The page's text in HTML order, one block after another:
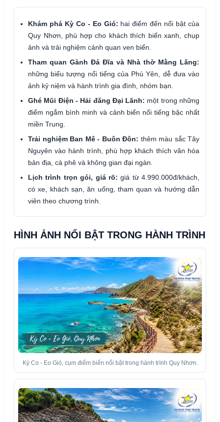
Khám phá Kỳ Co - Eo Gió: hai điểm đến nổi bật của
Quy Nhơn, phù hợp cho khách thích biển xanh, chụp
ảnh và trải nghiệm cảnh quan ven biển.
Tham quan Gành Đá Đĩa và Nhà thờ Mằng Lăng:
những biểu tượng nổi tiếng của Phú Yên, dễ đưa vào
ảnh kỷ niệm và hành trình gia đình, nhóm bạn.
Ghé Mũi Điện - Hải đăng Đại Lãnh: một trong những
điểm ngắm bình minh và cảnh biển nổi tiếng bậc nhất
miền Trung.
Trải nghiệm Ban Mê - Buôn Đôn: thêm màu sắc Tây
Nguyên vào hành trình, phù hợp khách thích văn hóa
bản địa, cà phê và không gian đại ngàn.
Lịch trình trọn gói, giá rõ: giá từ 4.990.000đ/khách,
có xe, khách sạn, ăn uống, tham quan và hướng dẫn
viên theo chương trình.
HÌNH ẢNH NỔI BẬT TRONG HÀNH TRÌNH
Kỳ Co - Eo Gió, cụm điểm biển nổi bật trong hành trình Quy Nhơn.